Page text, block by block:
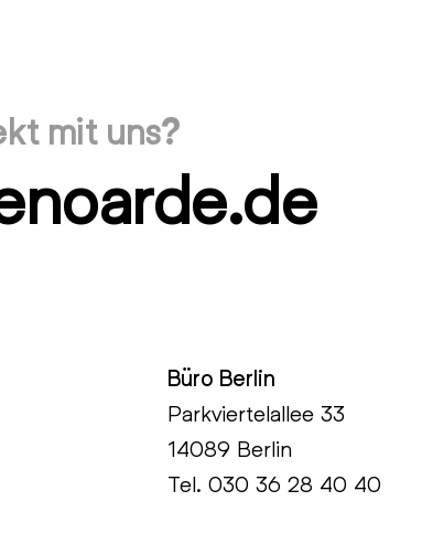
mit uns?
Büro Berlin
Parkviertelallee 33
14089 Berlin
Tel.030 36 28 40 40